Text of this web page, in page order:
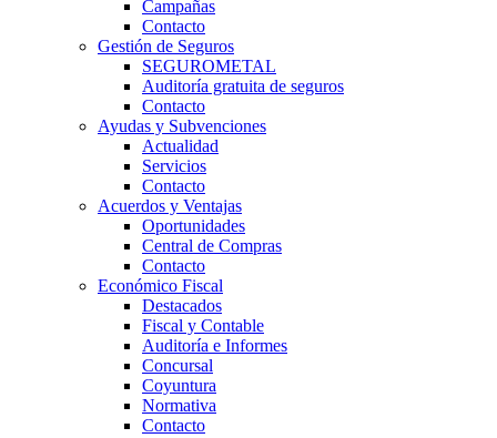
Campañas
Contacto
Gestión de Seguros
SEGUROMETAL
Auditoría gratuita de seguros
Contacto
Ayudas y Subvenciones
Actualidad
Servicios
Contacto
Acuerdos y Ventajas
Oportunidades
Central de Compras
Contacto
Económico Fiscal
Destacados
Fiscal y Contable
Auditoría e Informes
Concursal
Coyuntura
Normativa
Contacto